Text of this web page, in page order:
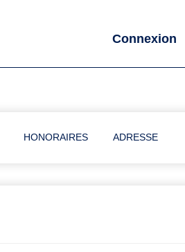
Connexion
HONORAIRES ADRESSE